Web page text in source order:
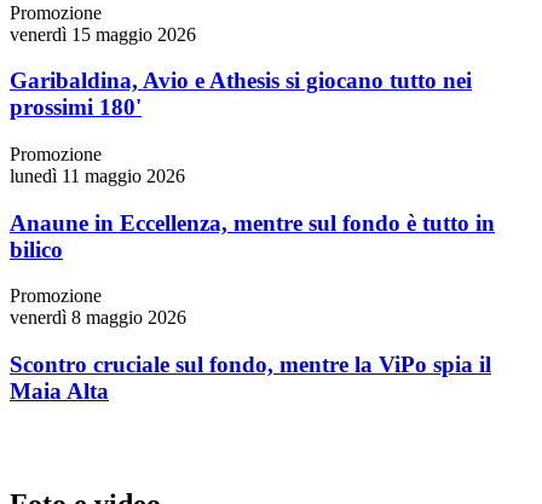
Promozione
venerdì 15 maggio 2026
Garibaldina, Avio e Athesis si giocano tutto nei
prossimi 180'
Promozione
lunedì 11 maggio 2026
Anaune in Eccellenza, mentre sul fondo è tutto in
bilico
Promozione
venerdì 8 maggio 2026
Scontro cruciale sul fondo, mentre la ViPo spia il
Maia Alta